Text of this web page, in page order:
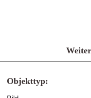
Objekttyp: